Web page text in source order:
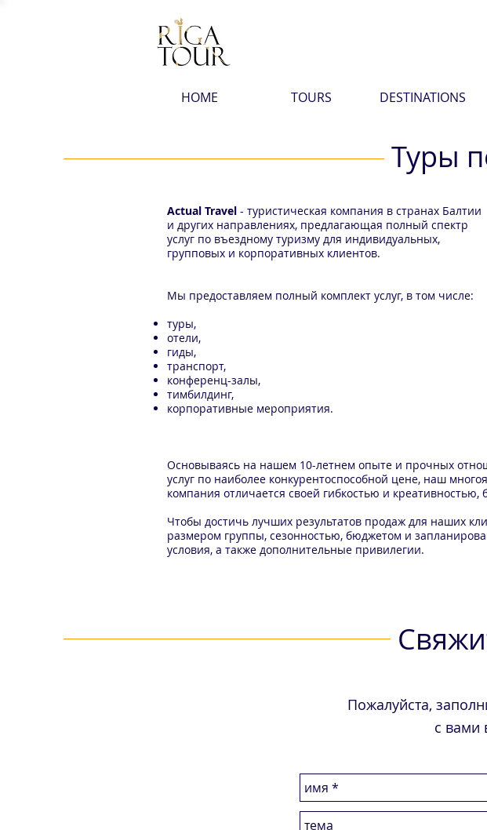
HOME TOURS DESTINATIONS
Туры
Actual Travel - туристическая компания в странах Балтии
и других направлениях, предлагающая полный спектр
услуг по въездному туризму для индивидуальных,
групповых и корпоративных клиентов.
Мы предоставляем полный комплект услуг, в том числе:
туры,
отели,
гиды,
транспорт,
конференц-залы,
тимбилдинг,
корпоративные мероприятия.
Основываясь на нашем 10-летнем опыте и прочных
услуг по наиболее конкурентоспособной цене, наш
компания отличается своей гибкостью и
Чтобы достичь лучших результатов продаж для наших
размером группы, сезонностью, бюджетом и
условия, а также дополнительные привилегии.
Пожалуйста,
с вами